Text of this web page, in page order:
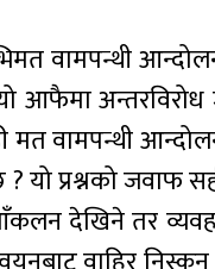
वामपन्थी
आफैमा
वामपन्थी
प्रश्नको जवाफ
देखिने तर